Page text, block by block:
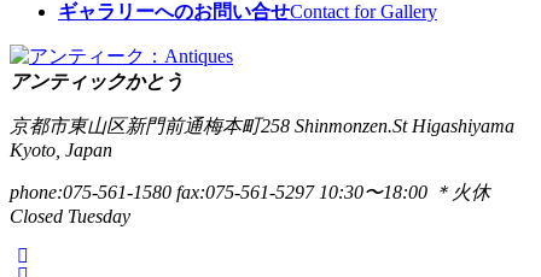
ギャラリーへのお問い合せContact for Gallery
アンティックかとう
京都市東山区新門前通梅本町258 Shinmonzen.St Higashiyama
Kyoto, Japan
phone:075-561-1580 fax:075-561-5297 10:30〜18:00 ＊火休
Closed Tuesday